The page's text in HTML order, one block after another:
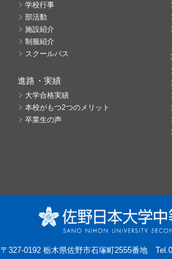
学校行事
部活動
施設紹介
制服紹介
スクールバス
進路・実績
大学合格実績
本校がもつ2つのメリット
卒業生の声
〒327-0192 栃木県佐野市石塚町2555番地